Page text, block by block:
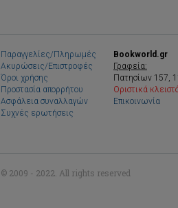
Παραγγελίες/Πληρωμές
Ακυρώσεις/Επιστροφές
Όροι χρήσης
Προστασία απορρήτου
Ασφάλεια συναλλαγών
Συχνές ερωτήσεις
Bookworld.gr
Γραφεία:
Πατησίων 157,
Οριστικά
Επικοινωνία
© 2009 - 2022. All rights reserved